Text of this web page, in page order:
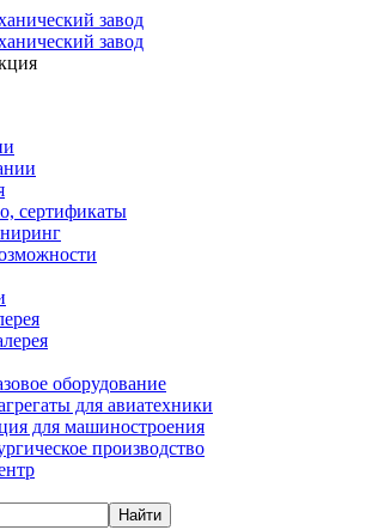
сертификаты
оборудование
для авиатехники
для машиностроения
производство
Найти